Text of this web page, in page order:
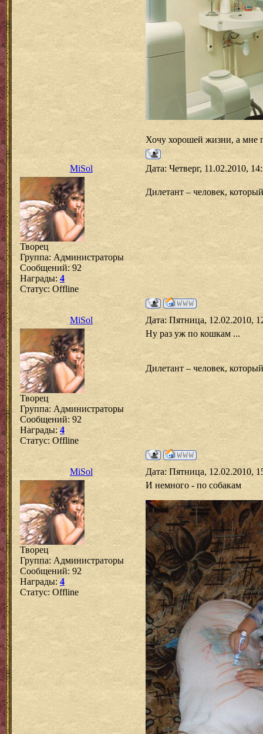
Хочу хорошей жизни, а мне
MiSol Дата: Четверг, 11.02.2010,
Творец
Группа: Администраторы
Сообщений: 92
Награды: 4
Статус: Offline
Дилетант – человек,
MiSol Дата: Пятница, 12.02.2010,
Творец
Группа: Администраторы
Сообщений: 92
Награды:4
Статус: Offline
Ну раз уж по кошкам ...
Дилетант – человек,
MiSol Дата: Пятница, 12.02.2010,
Творец
Группа: Администраторы
Сообщений: 92
Награды: 4
Статус: Offline
И немного - по собакам